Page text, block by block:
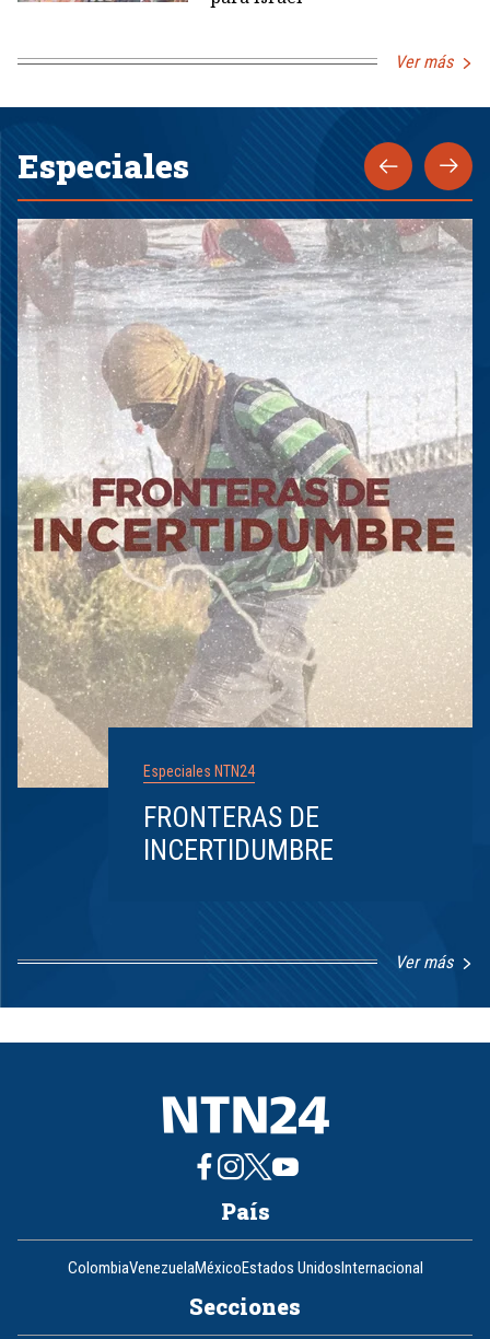
Ver más
Especiales
Especiales NTN24
FRONTERAS DE
INCERTIDUMBRE
Ver más
8
País
ColombiaVenezuelaMéxicoEstados UnidosInternacional
Secciones